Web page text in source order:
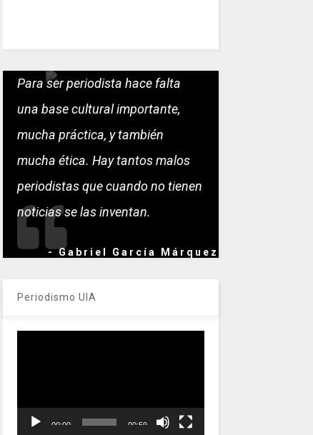
Para ser periodista hace falta
una base cultural importante,
mucha práctica, y también
mucha ética. Hay tantos malos
periodistas que cuando no tienen
noticias se las inventan.
- Gabriel García Márquez
Periodismo UIA
00:00 00:59